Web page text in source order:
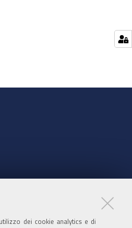
dei cookie analytics e di